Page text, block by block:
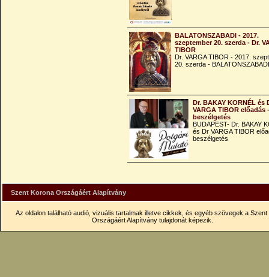
BALATONSZABADI - 2017.
szeptember 20. szerda - Dr.
TIBOR
Dr. VARGA TIBOR - 2017.
20. szerda - BALATONSZABADI
Dr. BAKAY KORNÉL és
VARGA TIBOR előadás -
beszélgetés
BUDAPEST- Dr. BAKAY
és Dr VARGA TIBOR
beszélgetés
Szent Korona Országáért Alapítvány
Az oldalon található audió, vizuális tartalmak illetve cikkek, és egyéb szövegek a Szent
Országáért Alapítvány tulajdonát képezik.